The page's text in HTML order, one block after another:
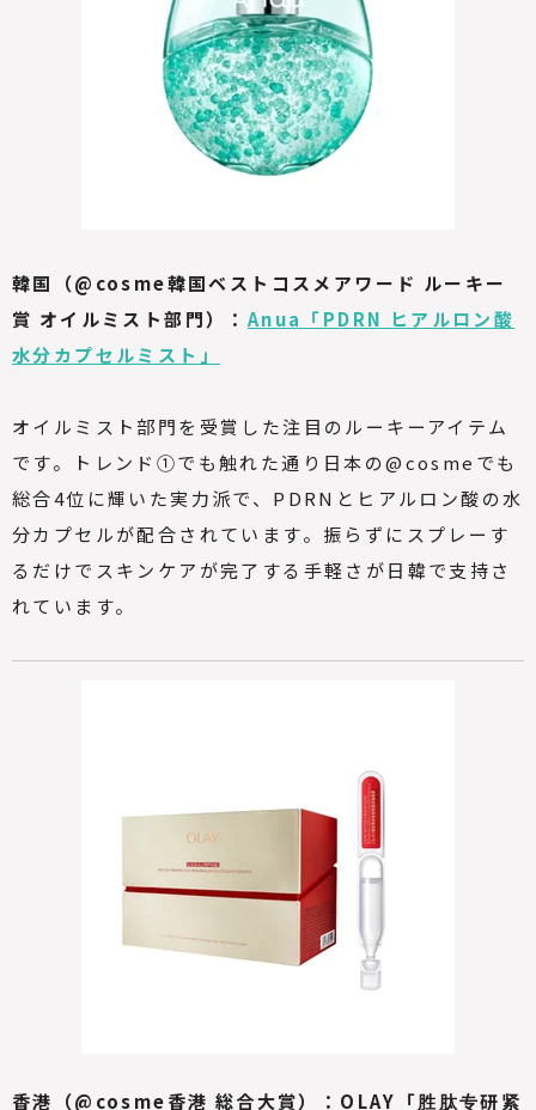
韓国（@cosme韓国ベストコスメアワード ルーキー
賞 オイルミスト部門）： Anua「PDRN ヒアルロン酸
水分カプセルミスト」
オイルミスト部門を受賞した注目のルーキーアイテム
です。トレンド①でも触れた通り日本の@cosmeでも
総合4位に輝いた実力派で、PDRNとヒアルロン酸の水
分カプセルが配合されています。振らずにスプレーす
るだけでスキンケアが完了する手軽さが日韓で支持さ
れています。
香港（@cosme香港 総合大賞）：OLAY「胜肽专研紧